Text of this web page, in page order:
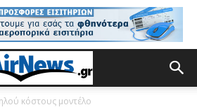
κόστους μοντέλο